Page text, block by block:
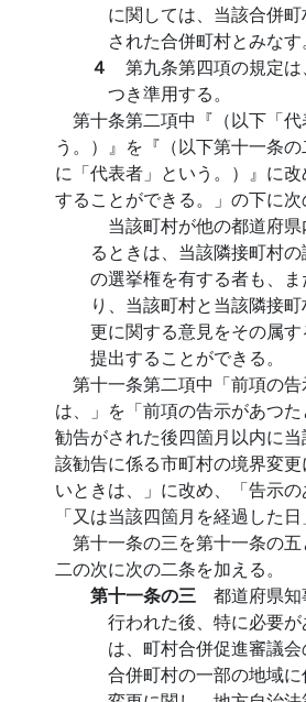
に関しては、当該合併
された合併町村とみなす。
４ 第九条第四項の規定
つき準用する。
第十条第二項中『（以下「
う。）』を『（以下第十一条
に「代表者」という。）』に
することができる。」の下に次
当該町村が他の都道府
るときは、当該隣接町村
の選挙権を有する者も、
り、当該町村と当該隣接
更に関する意見をその属
提出することができる。
第十一条第二項中「前項の
は、」を「前項の告示があつ
勧告がされた後四箇月以内に
該勧告に係る市町村の境界変
いときは、」に改め、「告示
「又は当該四箇月を経過した日
第十一条の三を第十一条の
二の次に次の二条を加える。
第十一条の三 都道府県
行われた後、特に必要
は、町村合併促進審議会
合併町村の一部の地域